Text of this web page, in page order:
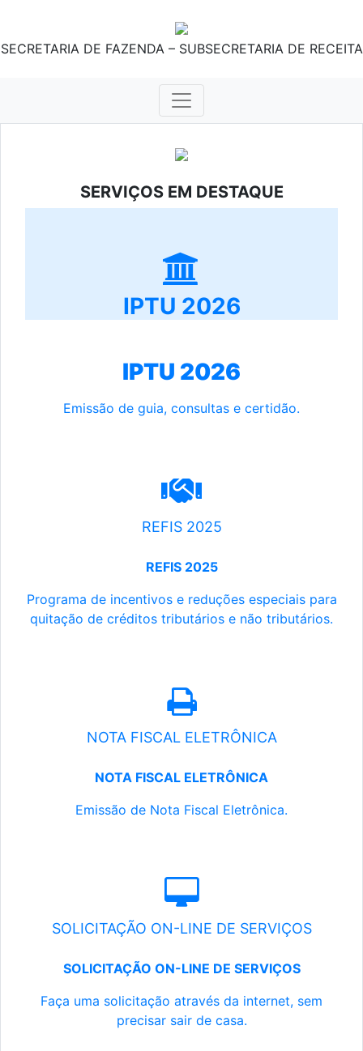
SECRETARIA DE FAZENDA – SUBSECRETARIA DE RECEITA
SERVIÇOS EM DESTAQUE
IPTU 2026
IPTU 2026
Emissão de guia, consultas e certidão.
REFIS 2025
REFIS 2025
Programa de incentivos e reduções especiais para
quitação de créditos tributários e não tributários.
NOTA FISCAL ELETRÔNICA
NOTA FISCAL ELETRÔNICA
Emissão de Nota Fiscal Eletrônica.
SOLICITAÇÃO ON-LINE DE SERVIÇOS
SOLICITAÇÃO ON-LINE DE SERVIÇOS
Faça uma solicitação através da internet, sem
precisar sair de casa.